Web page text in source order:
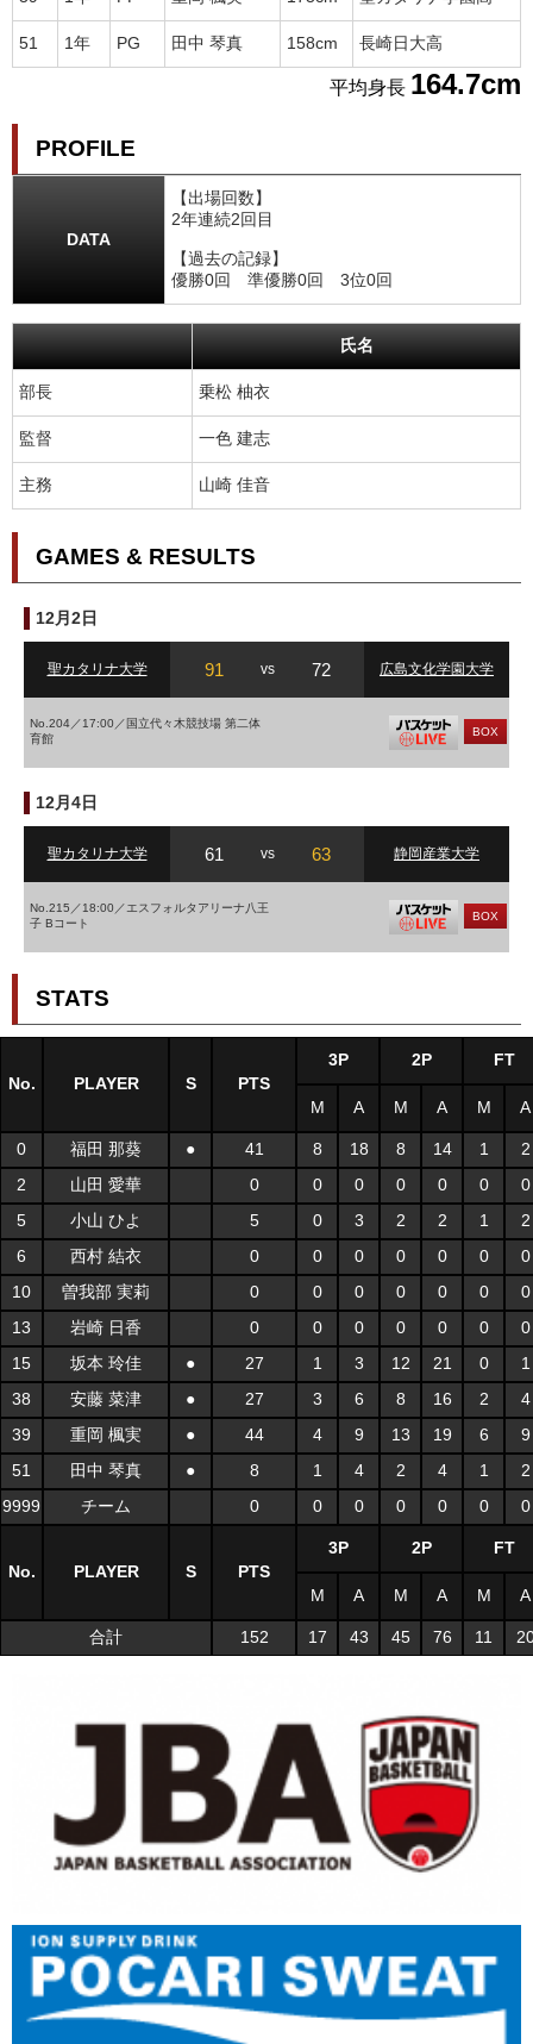
51 1年 PG 田中 琴真 158cm 長崎日大高
平均身長 164.7cm
PROFILE
DATA
【出場回数】
2年連続2回目
【過去の記録】
優勝0回 準優勝0回 3位0回
氏名
部長 乗松 柚衣
監督 一色 建志
主務 山崎 佳音
GAMES & RESULTS
12月2日
聖カタリナ大学 91 vs 72 広島文化学園大学
No.204／17:00／国立代々木競技場 第二体
育館
BOX
12月4日
聖カタリナ大学 61 vs 63 静岡産業大学
No.215／18:00／エスフォルタアリーナ八王
子 Bコート
BOX
STATS
No. PLAYER S PTS
3P 2P FT
M A M A M A
0 福田 那葵 ● 41 8 18 8 14 1
2
2
山田 愛華 0 0 0 0 0 0
0
5
小山 ひよ 5 0 3 2 2 1
2
6
西村 結衣 0 0 0 0 0 0
0
10
曽我部 実莉 0 0 0 0 0 0
0
13
岩崎 日香 0 0 0 0 0 0
0
15
坂本 玲佳 ● 27 1 3 12 21 0
1
38
安藤 菜津 ● 27 3 6 8 16 2
4
39
重岡 楓実 ● 44 4 9 13 19 6
9
51
田中 琴真 ● 8 1 4 2 4 1
2
9999
チーム 0 0 0 0 0 0 0
No. PLAYER S PTS
3P 2P FT
M A M A M A
合計 152 17 43 45 76 11